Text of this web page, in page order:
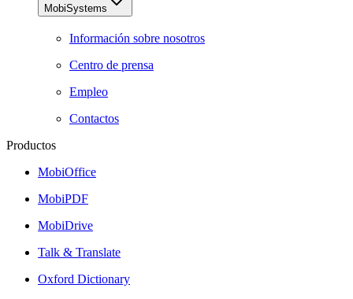
MobiSystems
Información sobre nosotros
Centro de prensa
Empleo
Contactos
Productos
MobiOffice
MobiPDF
MobiDrive
Talk & Translate
Oxford Dictionary